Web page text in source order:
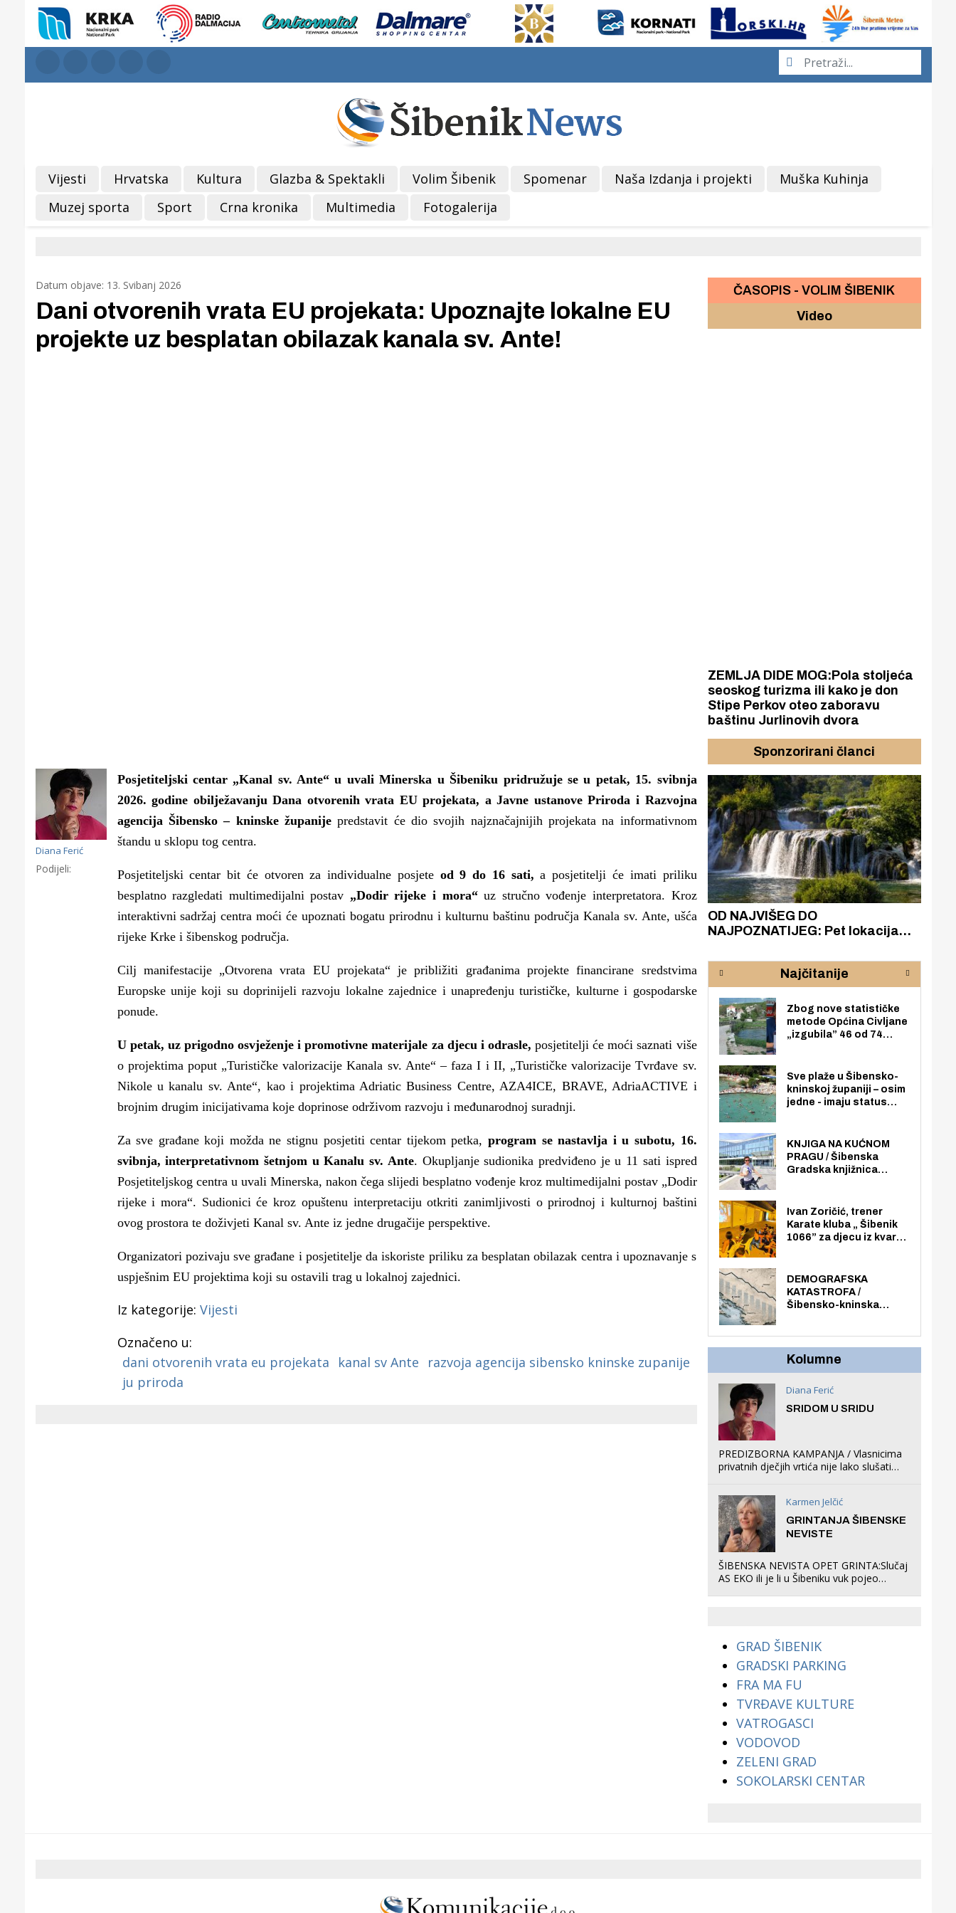
Vijesti Hrvatska Kultura Glazba & Spektakli Volim Šibenik Spomenar Naša Izdanja i projekti
Muška Kuhinja
Muzej sporta
Sport Crna kronika Multimedia Fotogalerija
Datum objave: 13. Svibanj 2026
Dani otvorenih vrata EU projekata: Upoznajte lokalne EU
projekte uz besplatan obilazak kanala sv. Ante!
Diana Ferić
Podijeli:
Posjetiteljski centar „Kanal sv. Ante“ u uvali Minerska u Šibeniku pridružuje seu petak, 15. svibnja
2026. godine obilježavanju Dana otvorenih vrata EU projekata, a Javne ustanove Priroda i Razvojna
agencija Šibensko – kninske županijepredstavit će dio svojih najznačajnijih projekata na informativnom
štandu u sklopu tog centra.
Posjetiteljski centar bit će otvoren za individualne posjete od 9 do 16 sati, a posjetitelji će imati priliku
besplatno razgledati multimedijalni postav „Dodir rijeke i mora“uz stručno vođenje interpretatora. Kroz
interaktivni sadržaj centra moći će upoznati bogatu prirodnu i kulturnu baštinu područja Kanala sv. Ante, ušća
rijeke Krke i šibenskog područja.
Cilj manifestacije „Otvorena vrata EU projekata“ je približiti građanima projekte financirane sredstvima
Europske unije koji su doprinijeli razvoju lokalne zajednice i unapređenju turističke, kulturne i gospodarske
ponude.
U petak, uz prigodno osvježenje i promotivne materijale za djecu i odrasle, posjetitelji će moći saznati više
o projektima poput „Turističke valorizacije Kanala sv. Ante“ – faza I i II, „Turističke valorizacije Tvrđave sv.
Nikole u kanalu sv. Ante“, kao i projektima Adriatic Business Centre, AZA4ICE, BRAVE, AdriaACTIVE i
brojnim drugim inicijativama koje doprinose održivom razvoju i međunarodnoj suradnji.
Za sve građane koji možda ne stignu posjetiti centar tijekom petka, program se nastavlja i u subotu, 16.
svibnja, interpretativnom šetnjom u Kanalu sv. Ante. Okupljanje sudionika predviđeno je u 11 sati ispred
Posjetiteljskog centra u uvali Minerska, nakon čega slijedi besplatno vođenje kroz multimedijalni postav „Dodir
rijeke i mora“. Sudionici će kroz opuštenu interpretaciju otkriti zanimljivosti o prirodnoj i kulturnoj baštini
ovog prostora te doživjeti Kanal sv. Ante iz jedne drugačije perspektive.
Organizatori pozivaju sve građane i posjetitelje da iskoriste priliku za besplatan obilazak centra i upoznavanje s
uspješnim EU projektima koji su ostavili trag u lokalnoj zajednici.
Iz kategorije: Vijesti
Označeno u:
dani otvorenih vrata eu projekata
kanal sv Ante
razvoja agencija sibensko kninske zupanije
ju priroda
ČASOPIS - VOLIM ŠIBENIK
Video
ZEMLJA DIDE MOG:Pola stoljeća
seoskog turizma ili kako je don
Stipe Perkov oteo zaboravu
baštinu Jurlinovih dvora
Sponzorirani članci
Gornji tok Krke iz prve ruke -
Otkrijte hostel Titius u
edukativnom kampusu NP Krka u
Šibenik spreman za dolazak
OD NAJVIŠEG DO
NAJPOZNATIJEG: Pet lokacija
rijeke Krke
Najčitanije
Zbog nove statističke
metode Općina Civljane
„izgubila” 46 od 74
nego radno sposobnih
osoba među svojih 170
stanovnika.
Sve plaže u Šibensko-
kninskoj županiji – osim
jedne - imaju status
općoj upotrebi. Pristup
je slobodan i besplatan
za sve građane i
KNJIGA NA KUĆNOM
PRAGU / Šibenska
Gradska knjižnica
knjiga na kućnu adresu
električnim biciklom.
Ivan Zoričić, trener
Karate kluba „ Šibenik
1066” za djecu iz kvarta
ljuljačke i trampolin i
organizirao dječje
ljetno kino.
DEMOGRAFSKA
KATASTROFA /
Šibensko-kninska
1758, Skradin 625,
Kolumne
Diana Ferić
SRIDOM U SRIDU
PREDIZBORNA KAMPANJA / Vlasnicima
privatnih dječjih vrtića nije lako slušati
što oni rade u Šibeniku ne postoji
Karmen Jelčić
GRINTANJA ŠIBENSKE
NEVISTE
ŠIBENSKA NEVISTA OPET GRINTA:Slučaj
AS EKO ili je li u Šibeniku vuk pojeo
GRAD ŠIBENIK
GRADSKI PARKING
FRA MA FU
TVRĐAVE KULTURE
VATROGASCI
VODOVOD
ZELENI GRAD
SOKOLARSKI CENTAR